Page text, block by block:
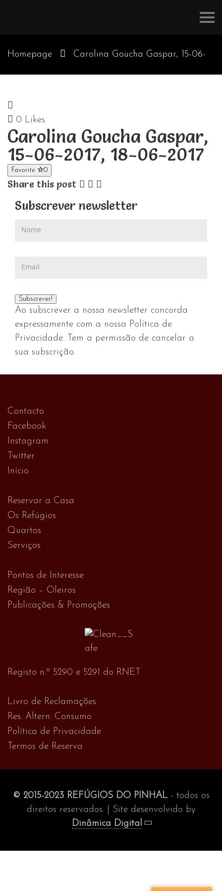
Homepage Carolina Goucha Gaspar, 15-06-
0 Likes
Carolina Goucha Gaspar,
15-06-2017, 18-06-2017
Favorite 0
Share this post
Subscrever newsletter
Ao subscrever a nossa newsletter concorda
expressamente com a nossa Política de
Privacidade. Tem a permissão de cancelar a
sua subscrição.
Contacto
Facebook
Instagram
Twitter
Início
Reservar a Casa
Os Refúgios
Quartos
Serviços
Pontos de Interesse
Região – Oleiros
Publicações & Promoções
Registo n.º 5290 e 5291 do RNET
Livro de Reclamações
Res. Altern. Consumo
Política de Privacidade
Termos de Reserva
© 2015-2023 REFÚGIOS DO PINHAL- todos os
direitos reservados. | Site desenvolvido by
Dinâmica Digital